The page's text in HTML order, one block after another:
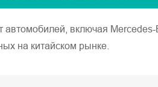
включая
на китайском рынке.